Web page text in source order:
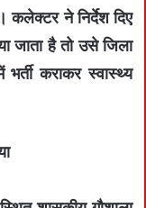
कलेक्‍टर ने निर्देश दिए
जाता है तो उसे जिला
कराकर स्‍वास्‍थ्‍य